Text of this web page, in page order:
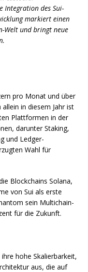
Integration des Sui-
markiert einen
Welt und bringt neue
pro Monat und über
in diesem Jahr ist
Plattformen in der
darunter Staking,
und Ledger-
Wahl für
Blockchains Solana,
von Sui als erste
sein Multichain-
für die Zukunft.
hohe Skalierbarkeit,
aus, die auf